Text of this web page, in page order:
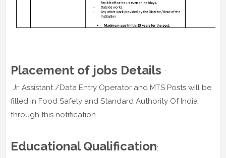
Placement of jobs Details :
Jr. Assistant /Data Entry Operator and MTS Posts will be
filled in Food Safety and Standard Authority Of India
through this notification
Educational Qualification: